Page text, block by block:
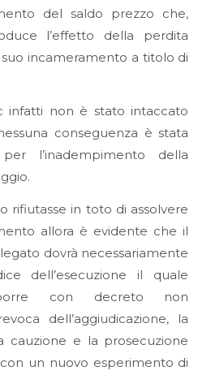
del saldo prezzo che,
l’effetto della perdita
incameramento a titolo di
infatti non è stato intaccato
conseguenza è stata
l’inadempimento della
rifiutasse in toto di assolvere
allora è evidente che il
dovrà necessariamente
dell’esecuzione il quale
con decreto non
dell’aggiudicazione, la
cauzione e la prosecuzione
un nuovo esperimento di